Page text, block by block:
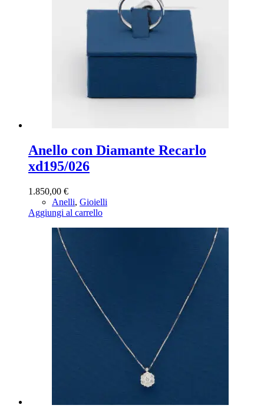
Anello con Diamante Recarlo
xd195/026
1.850,00 €
Anelli, Gioielli
Aggiungi al carrello